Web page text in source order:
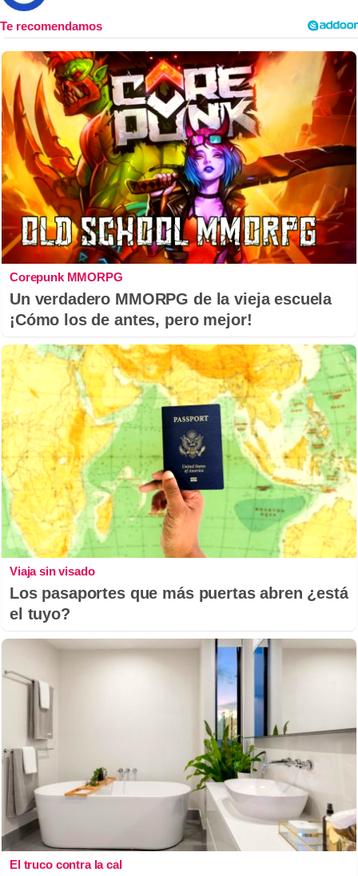
Corepunk MMORPG
Un verdadero MMORPG de la vieja escuela
¡Cómo los de antes, pero mejor!
Viaja sin visado
Los pasaportes que más puertas abren ¿está
el tuyo?
El truco contra la cal